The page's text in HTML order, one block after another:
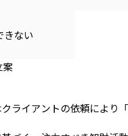
きない
案
ライアントの依頼により